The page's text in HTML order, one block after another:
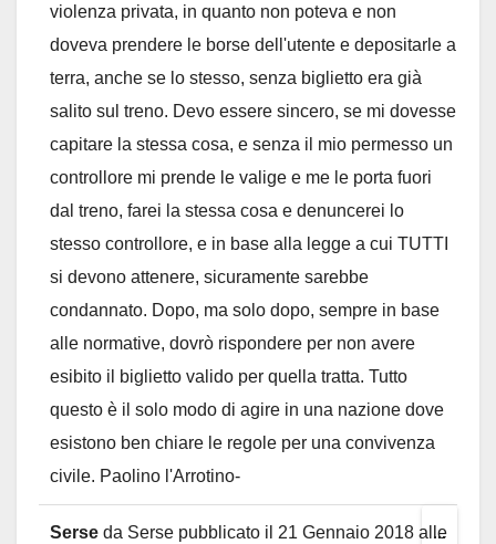
violenza privata, in quanto non poteva e non
doveva prendere le borse dell'utente e depositarle a
terra, anche se lo stesso, senza biglietto era già
salito sul treno. Devo essere sincero, se mi dovesse
capitare la stessa cosa, e senza il mio permesso un
controllore mi prende le valige e me le porta fuori
dal treno, farei la stessa cosa e denuncerei lo
stesso controllore, e in base alla legge a cui TUTTI
si devono attenere, sicuramente sarebbe
condannato. Dopo, ma solo dopo, sempre in base
alle normative, dovrò rispondere per non avere
esibito il biglietto valido per quella tratta. Tutto
questo è il solo modo di agire in una nazione dove
esistono ben chiare le regole per una convivenza
civile. Paolino l'Arrotino-
Serse da Serse pubblicato il 21 Gennaio 2018 alle
...Toggle